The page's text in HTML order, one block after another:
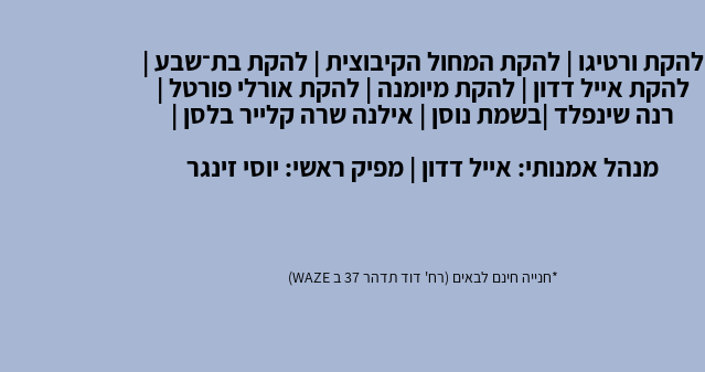
להקת ורטיגו | להקת המחול הקיבוצית |להקת בת־שבע |
להקת אייל דדון | להקת מיומנה | להקת אורלי פורטל |
רנה שינפלד |בשמת נוסן | אילנה שרה קלייר בלסן |
מנהל אמנותי: אייל דדון | מפיק ראשי: יוסי זינגר
*חנייה חינם לבאים (רח' דוד תדהר 37 ב WAZE)